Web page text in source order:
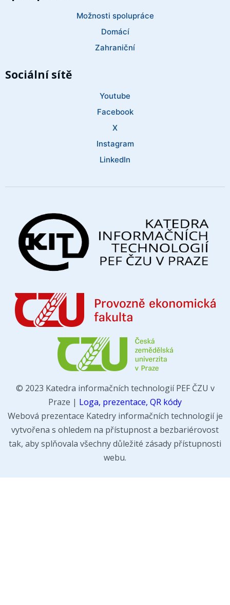
Možnosti spolupráce
Domácí
Zahraniční
Sociální sítě
Youtube
Facebook
X
Instagram
LinkedIn
© 2023 Katedra informačních technologií PEF ČZU v
Praze | Loga, prezentace, QR kódy
Webová prezentace Katedry informačních technologií je
vytvořena s ohledem na přístupnost a bezbariérovost
tak, aby splňovala všechny důležité zásady přístupnosti
webu.